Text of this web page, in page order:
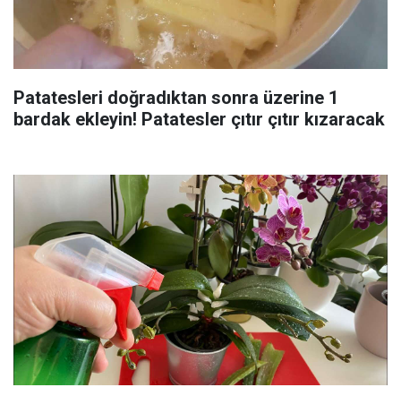
Patatesleri doğradıktan sonra üzerine 1
bardak ekleyin! Patatesler çıtır çıtır kızaracak